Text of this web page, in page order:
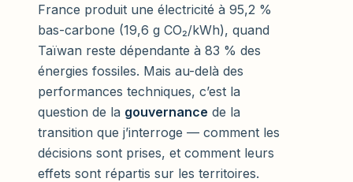
France produit une électricité à 95,2 %
bas-carbone (19,6 g CO₂/kWh), quand
Taïwan reste dépendante à 83 % des
énergies fossiles. Mais au-delà des
performances techniques, c’est la
question de la gouvernance de la
transition que j’interroge — comment les
décisions sont prises, et comment leurs
effets sont répartis sur les territoires.